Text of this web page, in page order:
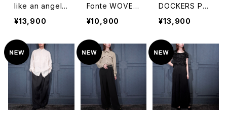
like an angel
PLEATS DESIG
N EASY CARG
O PANTS/アメ
リカ古着プリー
ツデザインイー
ジーカーゴパン
¥13,900
Fonte WOVEN
DESIGN SILK S
HORTS/アメリ
カ古着織デザイ
ン織シルクショ
ーツ(ショートパ
ンツ)
¥10,900
DOCKERS PRE
MIUM TUCK D
ESIGN LINEN
WIDE SLACKS
PANTS/アメリ
カ古着ドッカー
ズプレミアムタッ
クデザインリネン
ワイドスラックス
¥13,900